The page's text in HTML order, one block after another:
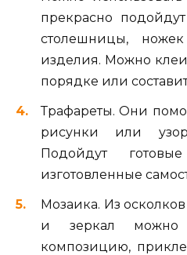
прекрасно
столешницы,
изделия. Можно
порядке или
Трафареты. Они
рисунки или
Подойдут
изготовленные
Мозаика. Из
и зеркал можно
композицию,